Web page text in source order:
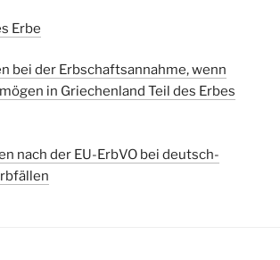
Erbe
bei der Erbschaftsannahme, wenn
in Griechenland Teil des Erbes
nach der EU-ErbVO bei deutsch-